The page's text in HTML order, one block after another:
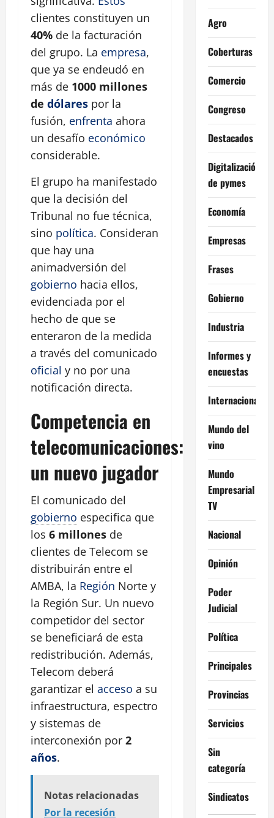
clientes constituyen un
40% de la facturación
del grupo. La empresa,
que ya se endeudó en
más de 1000 millones
de dólares por la
fusión, enfrenta ahora
un desafío económico
considerable.
El grupo ha manifestado
que la decisión del
Tribunal no fue técnica,
sino política. Consideran
que hay una
animadversión del
gobierno hacia ellos,
evidenciada por el
hecho de que se
enteraron de la medida
a través del comunicado
oficial y no por una
notificación directa.
Competencia en
telecomunicaciones:
un nuevo jugador
El comunicado del
gobierno especifica que
los 6 millones de
clientes de Telecom se
distribuirán entre el
AMBA, la Región Norte y
la Región Sur. Un nuevo
competidor del sector
se beneficiará de esta
redistribución. Además,
Telecom deberá
garantizar el acceso a su
infraestructura, espectro
y sistemas de
interconexión por 2
años.
Notas relacionadas
Por la recesión
Agro
Coberturas
Comercio
Congreso
Destacados
Digitalización
de pymes
Economía
Empresas
Frases
Gobierno
Industria
Informes y
encuestas
Internacional
Mundo del
vino
Mundo
Empresarial
TV
Nacional
Opinión
Poder
Judicial
Política
Principales
Provincias
Servicios
Sin
categoría
Sindicatos